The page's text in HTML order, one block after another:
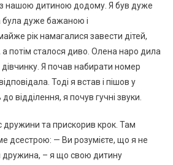
нашою дитиною додому. Я був дуже
дуже бажаною і
рік намагалися завести дітей,
потім сталося диво. Олена наро дила
Я почав набирати номер
Тоді я встав і пішов у
відділення, я почув гучні звуки.
дружини та прискорив крок. Там
дсестрою: — Ви розумієте, що я не
дружина, – я що свою дитину